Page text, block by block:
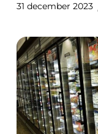
31 december 2023